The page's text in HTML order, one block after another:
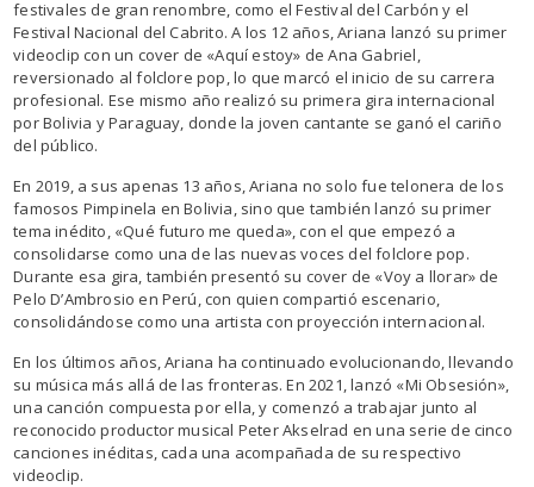
festivales de gran renombre, como el Festival del Carbón y el
Festival Nacional del Cabrito. A los 12 años, Ariana lanzó su primer
videoclip con un cover de «Aquí estoy» de Ana Gabriel,
reversionado al folclore pop, lo que marcó el inicio de su carrera
profesional. Ese mismo año realizó su primera gira internacional
por Bolivia y Paraguay, donde la joven cantante se ganó el cariño
del público.
En 2019, a sus apenas 13 años, Ariana no solo fue telonera de los
famosos Pimpinela en Bolivia, sino que también lanzó su primer
tema inédito, «Qué futuro me queda», con el que empezó a
consolidarse como una de las nuevas voces del folclore pop.
Durante esa gira, también presentó su cover de «Voy a llorar» de
Pelo D’Ambrosio en Perú, con quien compartió escenario,
consolidándose como una artista con proyección internacional.
En los últimos años, Ariana ha continuado evolucionando, llevando
su música más allá de las fronteras. En 2021, lanzó «Mi Obsesión»,
una canción compuesta por ella, y comenzó a trabajar junto al
reconocido productor musical Peter Akselrad en una serie de cinco
canciones inéditas, cada una acompañada de su respectivo
videoclip.